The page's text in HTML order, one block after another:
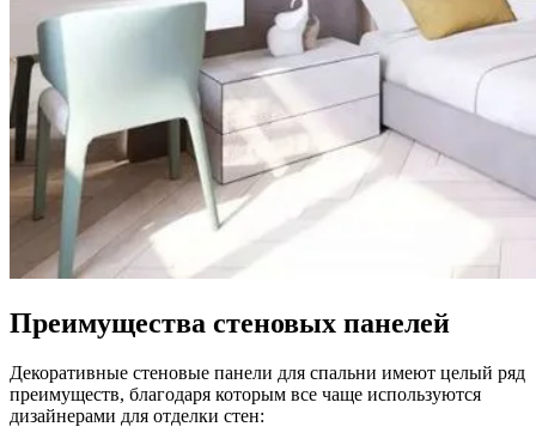
Преимущества стеновых панелей
Декоративные стеновые панели для спальни имеют целый ряд
преимуществ, благодаря которым все чаще используются
дизайнерами для отделки стен: